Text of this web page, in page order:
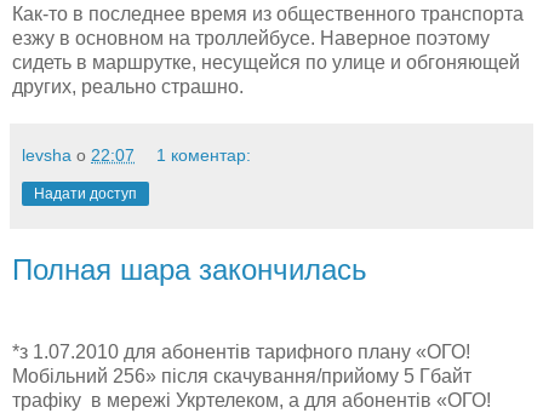
Как-то в последнее время из общественного транспорта
езжу в основном на троллейбусе. Наверное поэтому
сидеть в маршрутке, несущейся по улице и обгоняющей
других, реально страшно.
levsha о 22:07 1 коментар:
Надати доступ
Полная шара закончилась
*з 1.07.2010 для абонентів тарифного плану «ОГО!
Мобільний 256» після скачування/прийому 5 Гбайт
трафіку в мережі Укртелеком, а для абонентів «ОГО!